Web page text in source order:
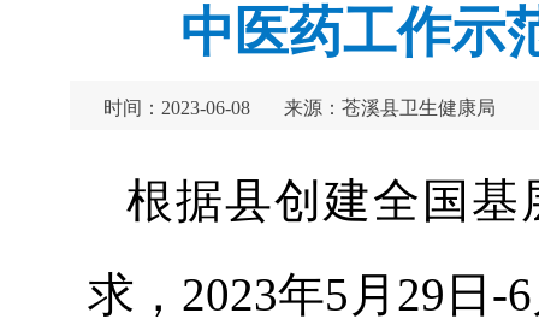
中医药工作示
时间：2023-06-08 来源：苍溪县卫生健康局
根据县创建全国基
求，2023年5月29日-